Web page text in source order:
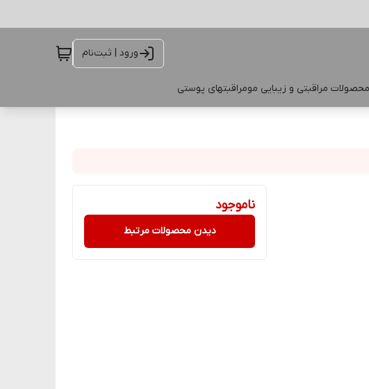
ورود | ثبت‌نام
محصولات مراقبتی و زیبایی مومراقبتهای پوستی
ناموجود
دیدن محصولات مرتبط